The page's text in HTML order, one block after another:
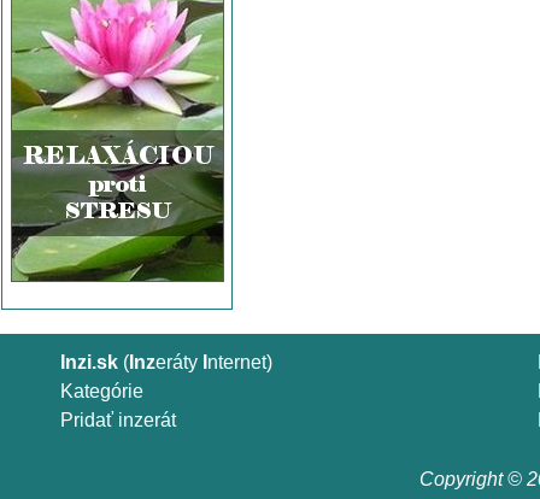
Inzi.sk ( Inzeráty nternet)
Kategórie
Pridať inzerát
Copyright ©